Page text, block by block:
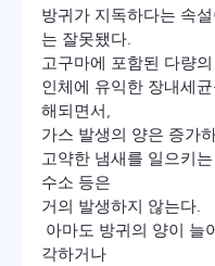
방귀가 지독하다는 속
는 잘못됐다.
고구마에 포함된 다량
인체에 유익한 장내세
해되면서,
가스 발생의 양은 증가
고약한 냄새를 일으키
수소 등은
거의 발생하지 않는다.
아마도 방귀의 양이 늘
각하거나